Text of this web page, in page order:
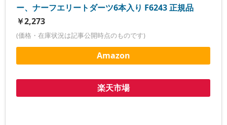
ー、ナーフエリートダーツ6本入り F6243 正規品
￥2,273
(価格・在庫状況は記事公開時点のものです)
Amazon
楽天市場